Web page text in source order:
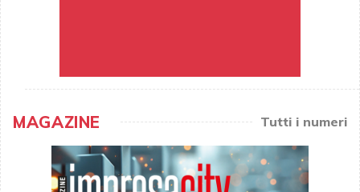
MAGAZINE Tutti i numeri